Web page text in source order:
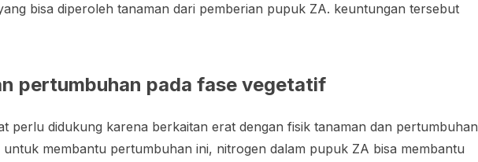
bisa diperoleh tanaman dari pemberian pupuk ZA. keuntungan tersebut
pertumbuhan pada fase vegetatif
perlu didukung karena berkaitan erat dengan fisik tanaman dan pertumbuhan
membantu pertumbuhan ini, nitrogen dalam pupuk ZA bisa membantu